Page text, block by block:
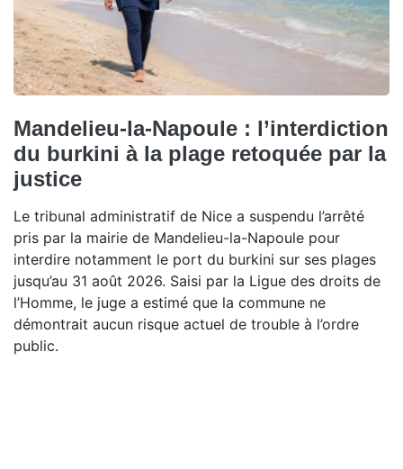
Mandelieu-la-Napoule : l’interdiction
du burkini à la plage retoquée par la
justice
Le tribunal administratif de Nice a suspendu l’arrêté
pris par la mairie de Mandelieu-la-Napoule pour
interdire notamment le port du burkini sur ses plages
jusqu’au 31 août 2026. Saisi par la Ligue des droits de
l’Homme, le juge a estimé que la commune ne
démontrait aucun risque actuel de trouble à l’ordre
public.